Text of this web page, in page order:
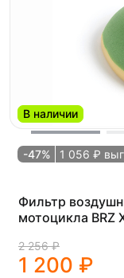
В наличии
-47% 1 056 ₽
Фильтр
мотоцикла BRZ
2 256 ₽
1 200 ₽